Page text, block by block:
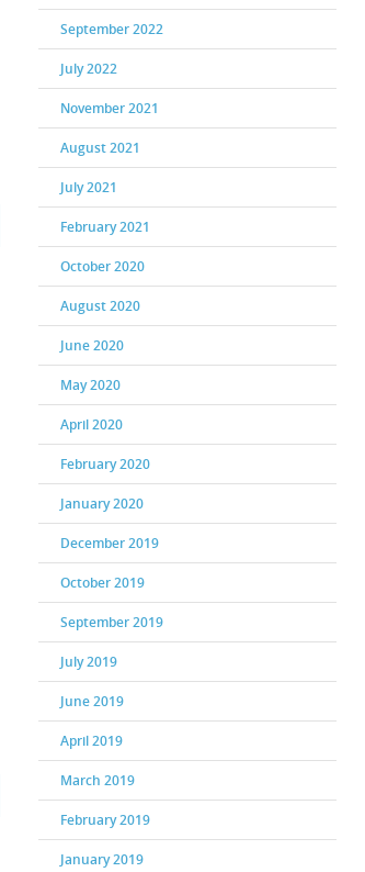
September 2022
July 2022
November 2021
August 2021
July 2021
February 2021
October 2020
August 2020
June 2020
May 2020
April 2020
February 2020
January 2020
December 2019
October 2019
September 2019
July 2019
June 2019
April 2019
March 2019
February 2019
January 2019